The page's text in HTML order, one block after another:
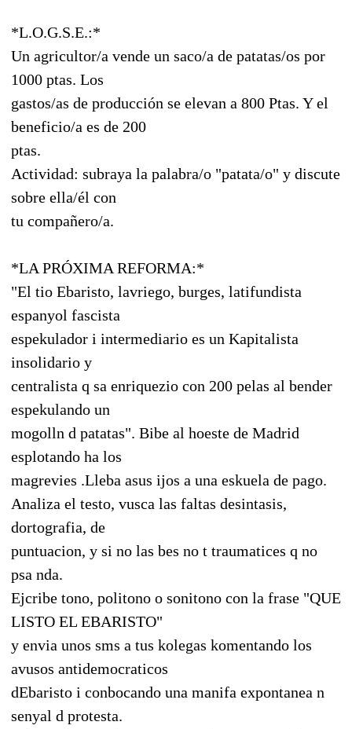
*L.O.G.S.E.:*
Un agricultor/a vende un saco/a de patatas/os por
1000 ptas. Los
gastos/as de producción se elevan a 800 Ptas. Y el
beneficio/a es de 200
ptas.
Actividad: subraya la palabra/o "patata/o" y discute
sobre ella/él con
tu compañero/a.
*LA PRÓXIMA REFORMA:*
"El tio Ebaristo, lavriego, burges, latifundista
espanyol fascista
espekulador i intermediario es un Kapitalista
insolidario y
centralista q sa enriquezio con 200 pelas al bender
espekulando un
mogolln d patatas". Bibe al hoeste de Madrid
esplotando ha los
magrevies .Lleba asus ijos a una eskuela de pago.
Analiza el testo, vusca las faltas desintasis,
dortografia, de
puntuacion, y si no las bes no t traumatices q no
psa nda.
Ejcribe tono, politono o sonitono con la frase "QUE
LISTO EL EBARISTO"
y envia unos sms a tus kolegas komentando los
avusos antidemocraticos
dEbaristo i conbocando una manifa expontanea n
senyal d protesta.